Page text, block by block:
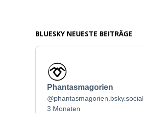
BLUESKY NEUESTE BEITRÄGE
Beitrag
von
Phantasmagorien
auf
Bluesky
ansehen
Phantasmagorien
@phantasmagorien.bsky.social
3 Monaten